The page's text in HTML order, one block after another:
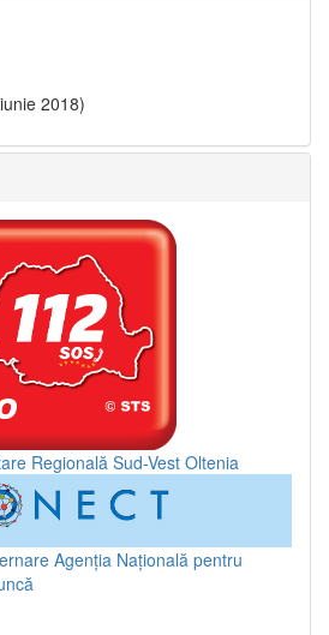
2018)
Regională Sud-Vest Oltenia
Agenția Națională pentru